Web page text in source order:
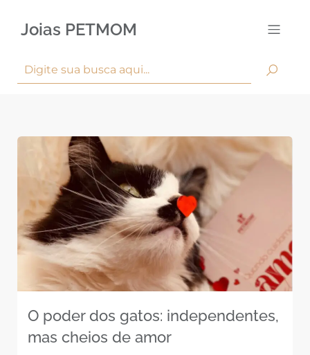
Joias PETMOM
O poder dos gatos: independentes,
mas cheios de amor